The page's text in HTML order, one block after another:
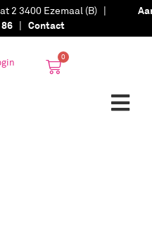
2 3400 Ezemaal (B) |
| Contact
0